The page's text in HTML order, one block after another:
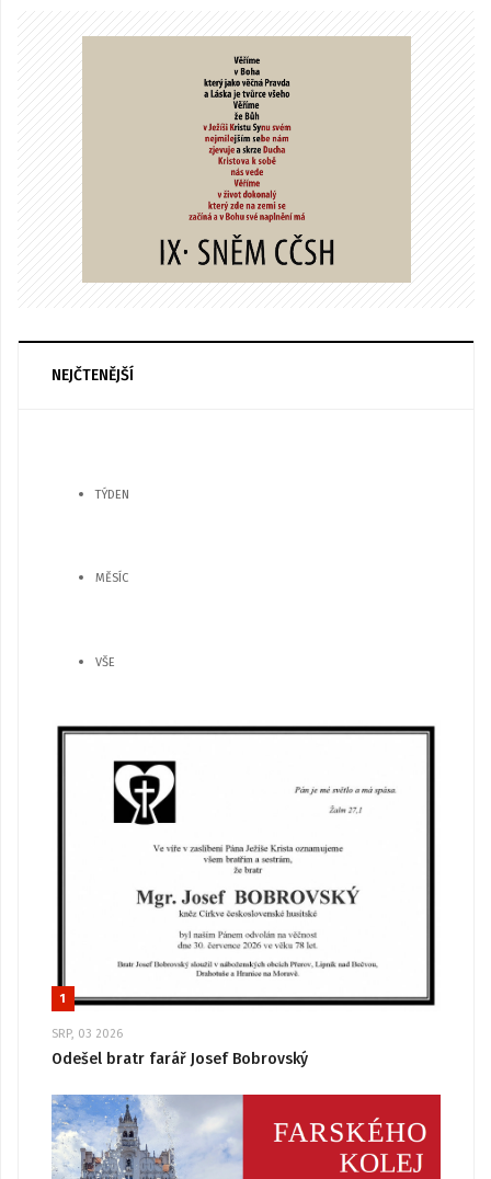
NEJČTENĚJŠÍ
TÝDEN
MĚSÍC
VŠE
1
SRP, 03 2026
Odešel bratr farář Josef Bobrovský